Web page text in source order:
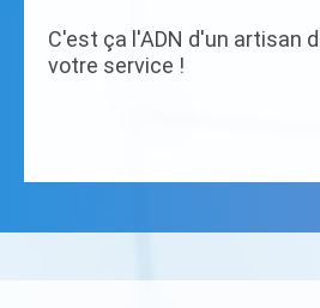
C'est ça l'ADN d'un artisan
votre service !